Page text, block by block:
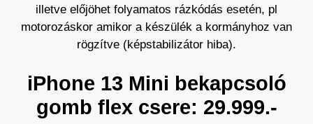
illetve előjöhet folyamatos rázkódás esetén, pl
motorozáskor amikor a készülék a kormányhoz van
rögzítve (képstabilizátor hiba).
iPhone 13 Mini bekapcsoló
gomb flex csere: 29.999.-